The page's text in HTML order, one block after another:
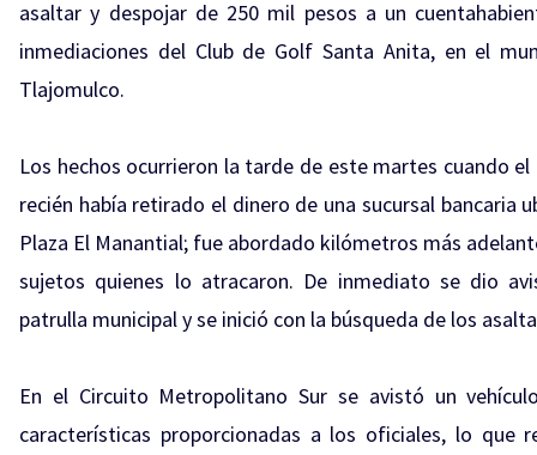
asaltar y despojar de 250 mil pesos a un
inmediaciones del Club de Golf Santa Anita, en el
Tlajomulco.
Los hechos ocurrieron la tarde de este martes cuando
recién había retirado el dinero de una sucursal bancaria
Plaza El Manantial; fue abordado kilómetros más
sujetos quienes lo atracaron. De inmediato se dio
patrulla municipal y se inició con la búsqueda de los
En el Circuito Metropolitano Sur se avistó un
características proporcionadas a los oficiales, lo que